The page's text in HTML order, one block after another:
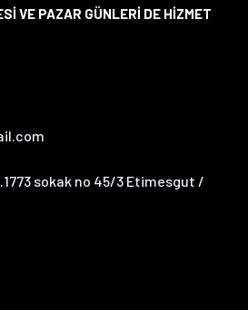
VE PAZAR GÜNLERİ DE HİZMET
sokak no 45/3 Etimesgut /